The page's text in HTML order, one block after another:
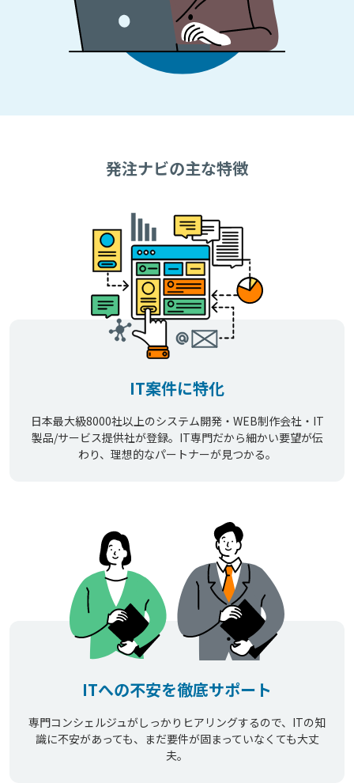
発注ナビの主な特徴
IT案件に特化
日本最大級8000社以上のシステム開発・WEB制作会社・IT
製品/サービス提供社が登録。IT専門だから細かい要望が伝
わり、理想的なパートナーが見つかる。
ITへの不安を徹底サポート
専門コンシェルジュがしっかりヒアリングするので、ITの知
識に不安があっても、まだ要件が固まっていなくても大丈
夫。